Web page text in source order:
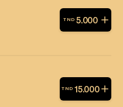
TND 5.000
TND 15.000